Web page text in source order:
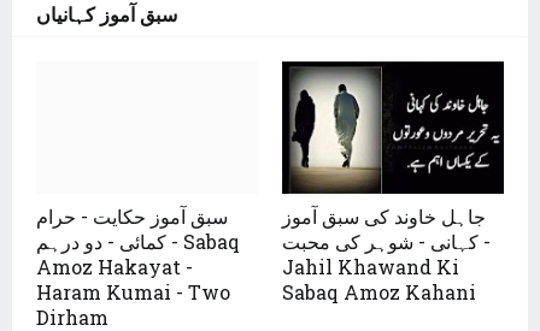
سبق آموز کہانیاں
سبق آموز حکایت - حرام
کمائی - دو درہم - Sabaq
Amoz Hakayat -
Haram Kumai - Two
Dirham
جاہل خاوند کی سبق آموز
کہانی - شوہر کی محبت -
Jahil Khawand Ki
Sabaq Amoz Kahani